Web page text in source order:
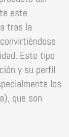
este
tras la
Este tipo
y su perfil
los
que son